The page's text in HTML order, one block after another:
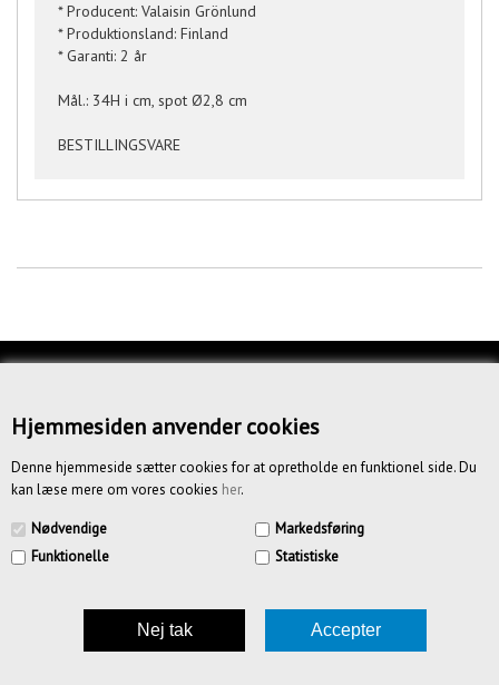
Hjemmesiden anvender cookies
Denne hjemmeside sætter cookies for at opretholde en funktionel side. Du
kan læse mere om vores cookies her.
Nødvendige
Markedsføring
Funktionelle
Statistiske
* Producent: Valaisin Grönlund
* Produktionsland: Finland
* Garanti: 2 år
Mål.: 34H i cm, spot Ø2,8 cm
BESTILLINGSVARE
OM OS
BETINGELSER
CREATIV.DK APS | Vandmestervej 20 | 2630 Tåstrup | CVR